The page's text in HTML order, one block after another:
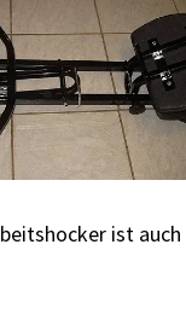
ist auch